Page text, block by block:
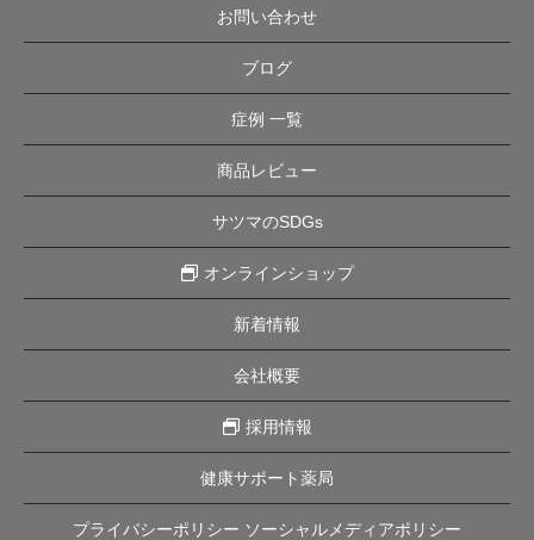
お問い合わせ
ブログ
症例 一覧
商品レビュー
サツマのSDGs
オンラインショップ
新着情報
会社概要
採用情報
健康サポート薬局
プライバシーポリシー ソーシャルメディアポリシー